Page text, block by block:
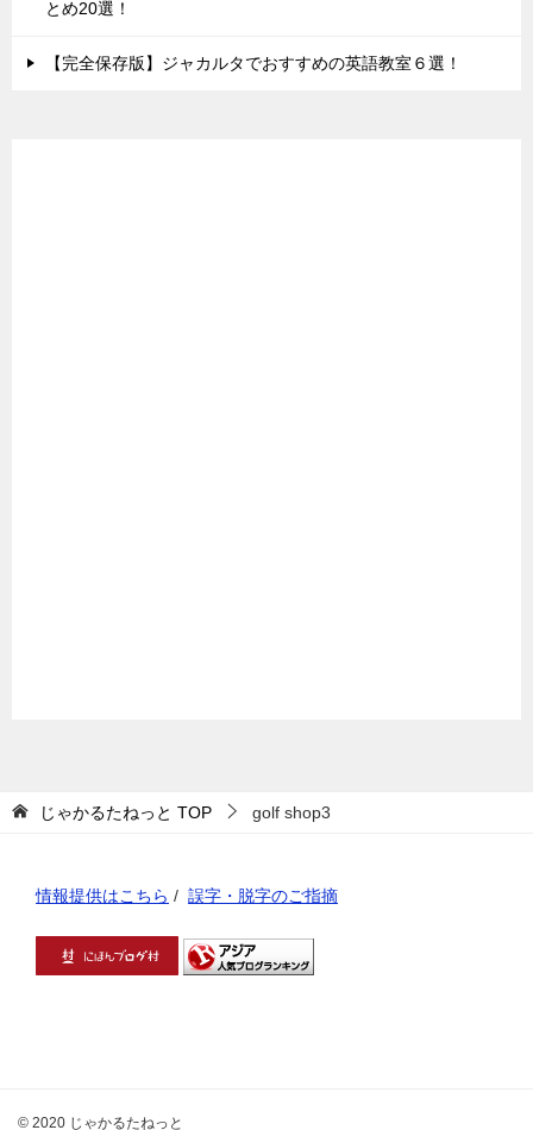
とめ20選！
【完全保存版】ジャカルタでおすすめの英語教室６選！
じゃかるたねっと TOP golf shop3
情報提供はこちら / 誤字・脱字のご指摘
© 2020 じゃかるたねっと